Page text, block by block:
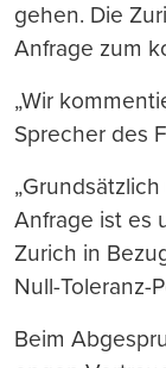
gehen. Die
Anfrage zum
„Wir
Sprecher des
Anfrage ist es
Zurich in
Null-Toleranz-
Beim